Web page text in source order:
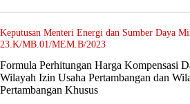
Keputusan Menteri Energi dan Sumber Daya
23.K/MB.01/MEM.B/2023
Formula Perhitungan Harga Kompensasi
Wilayah Izin Usaha Pertambangan dan
Pertambangan Khusus